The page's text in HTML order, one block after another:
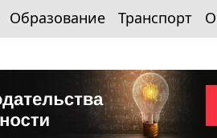
Образование Транспорт